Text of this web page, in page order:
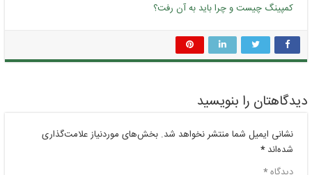
کمپینگ چیست و چرا باید به آن رفت؟
دیدگاهتان را بنویسید
نشانی ایمیل شما منتشر نخواهد شد. بخش‌های موردنیاز علامت‌گذاری
شده‌اند*